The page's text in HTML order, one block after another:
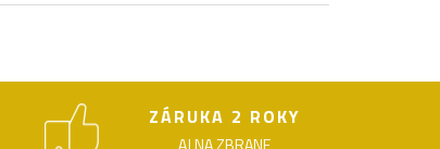
ZÁRUKA 2 ROKY
AJ NA ZBRANE